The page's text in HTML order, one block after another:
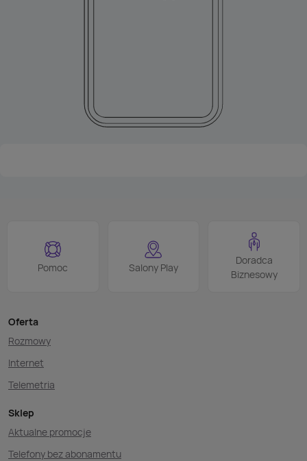
Pomoc Salony Play
Doradca
Biznesowy
Oferta
Rozmowy
Internet
Telemetria
Sklep
Aktualne promocje
Telefony bez abonamentu